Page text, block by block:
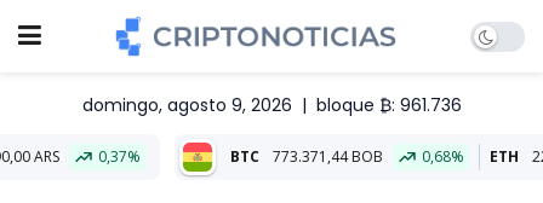
domingo, agosto 9, 2026 | bloque ₿: 961.736
0,37% 773.371,44 BOB 0,68% ETH 22.826,30